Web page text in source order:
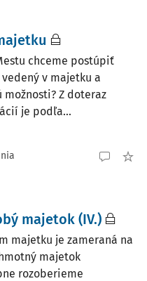
chceme postúpiť
v majetku a
možnosti? Z doteraz
je podľa...
majetok (IV.)
majetku je zameraná na
majetok
rozoberieme